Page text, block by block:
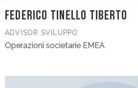
FEDERICO TINELLO TIBERTO
ADVISOR SVILUPPO
Operazioni societarie EMEA